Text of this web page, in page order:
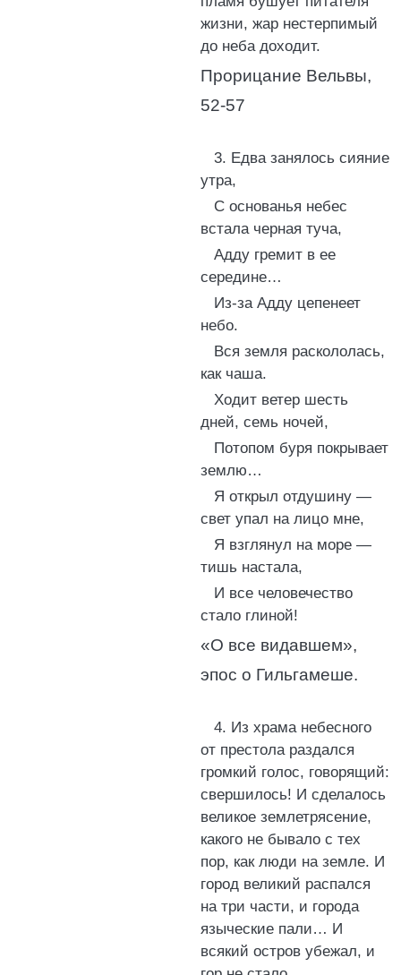
жизни, жар нестерпимый
до неба доходит.
Прорицание Вельвы,
52-57
3. Едва занялось сияние
утра,
С основанья небес
встала черная туча,
Адду гремит в ее
середине…
Из-за Адду цепенеет
небо.
Вся земля раскололась,
как чаша.
Ходит ветер шесть
дней, семь ночей,
Потопом буря покрывает
землю…
Я открыл отдушину —
свет упал на лицо мне,
Я взглянул на море —
тишь настала,
И все человечество
стало глиной!
«О все видавшем»,
эпос о Гильгамеше.
4. Из храма небесного
от престола раздался
громкий голос, говорящий:
свершилось! И сделалось
великое землетрясение,
какого не бывало с тех
пор, как люди на земле. И
город великий распался
на три части, и города
языческие пали… И
всякий остров убежал, и